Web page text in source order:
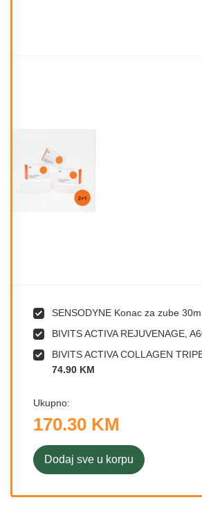
SENSODYNE Konac za zube 30m
BIVITS ACTIVA REJUVENAGE,
BIVITS ACTIVA COLLAGEN
74.90 KM
Ukupno:
170.30 KM
Dodaj sve u korpu